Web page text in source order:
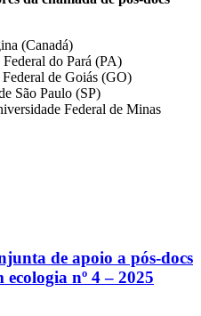
(Canadá)
do Pará (PA)
de Goiás (GO)
São Paulo (SP)
Federal de Minas
de apoio a pós-docs
ecologia nº 4 – 2025